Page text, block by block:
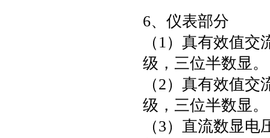
6、仪表部分
（1）真有效值
级，三位半数显。
（2）真有效值
级，三位半数显。
（3）直流数显